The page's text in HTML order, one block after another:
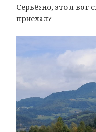
Серьёзно, это я вот
приехал?